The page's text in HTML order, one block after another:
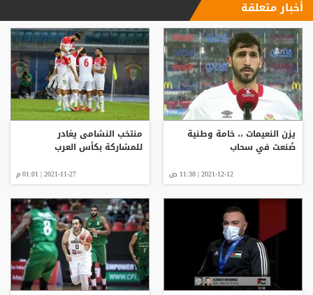
أخبار متعلقة
يزن النعيمات ،، خامة وطنية
صُنعت في سحاب
2021-12-12 | 11:38 ص
منتخب النشامى يغادر
للمشاركة بكأس العرب
2021-11-27 | 01:01 م